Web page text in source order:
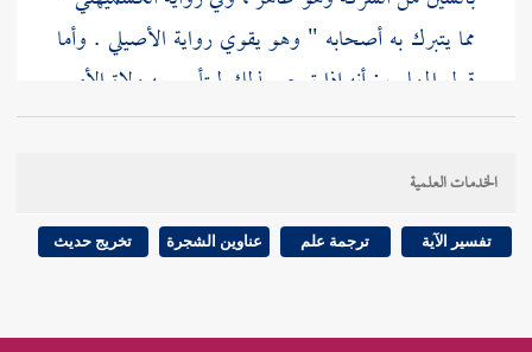
مما يتبرك به أصحابه " وهو يقوي رواية الأصيلي . وأما
قول المهلب : أنه إذا ترجم بذلك ليتأسى به ولاة الأمور
في اتخاذ هذه الآلات ، ففيه نظر ، وما تقدم أولى وهو
الأليق لدخوله في أبواب الخمس . ثم ذكر فيه أحاديث
ليس فيها مما ترجم به إلا الخاتم والنعل والسيف ، وذكر
فيه الكساء والإزار ولم يصرح بهما في الترجمة ، فما ذكره في
يكتب فيها حديثعائشة" أنه صلى الله عليه وسلم توفي
الخدمات العلمية
تفسير الآية ترجمة علم عناوين الشجرة تخريج حديث